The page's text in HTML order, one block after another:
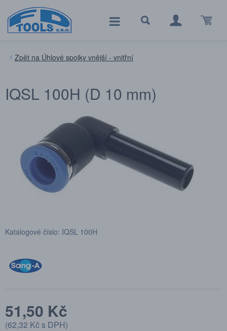
Úhlové spojky vnější - vnitřní
IQSL 100H (D 10 mm)
Katalogové číslo: IQSL 100H
51,50 Kč
(62,32 Kčs DPH)